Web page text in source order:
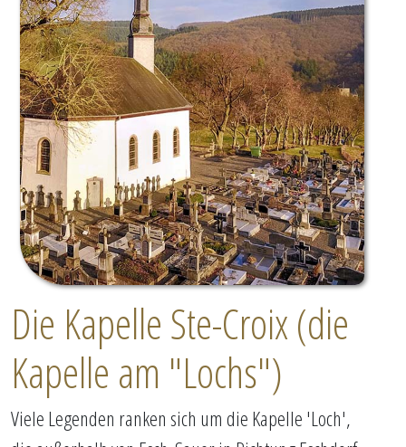
Die Kapelle Ste-Croix (die
Kapelle am "Lochs")
Viele Legenden ranken sich um die Kapelle 'Loch',